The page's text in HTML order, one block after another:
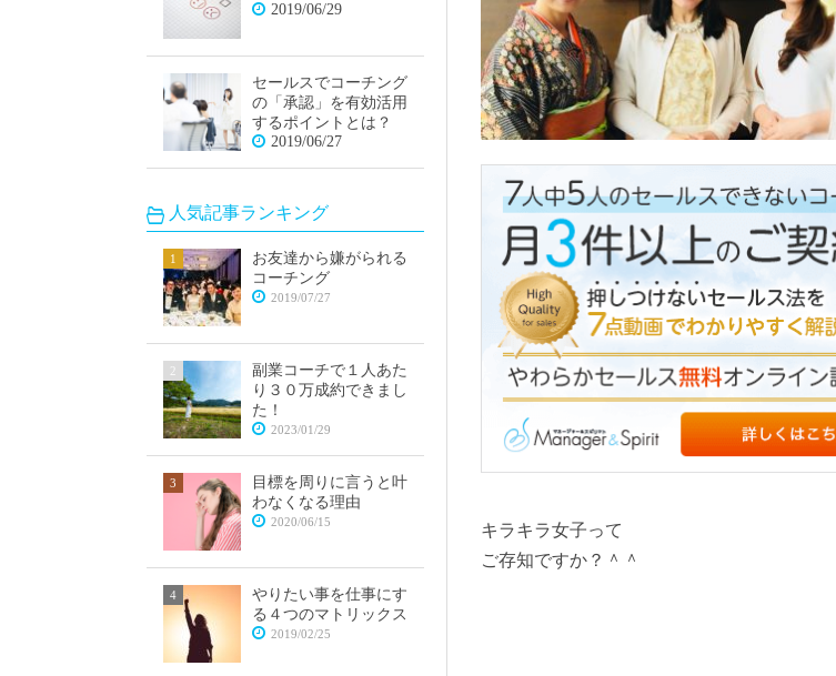
キラキラ女子って
ご存知ですか？＾＾
2019/06/29
セールスでコーチング
の「承認」を有効活用
するポイントとは？
2019/06/27
人気記事ランキング
お友達から嫌がられる
コーチング
2019/07/27
副業コーチで１人あた
り３０万成約できまし
た！
2023/01/29
目標を周りに言うと叶
わなくなる理由
2020/06/15
やりたい事を仕事にす
る４つのマトリックス
2019/02/25